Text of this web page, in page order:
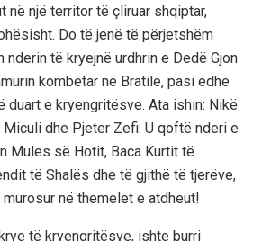
në një territor të çliruar shqiptar,
Do të jenë të përjetshëm
nderin të kryejnë urdhrin e Dedë Gjon
kombëtar në Bratilë, pasi edhe
duart e kryengritësve. Ata ishin: Nikë
Miculi dhe Pjeter Zefi. U qoftë nderi e
Mules së Hotit, Baca Kurtit të
të Shalës dhe të gjithë të tjerëve,
në themelet e atdheut!
të kryengritësve, ishte burri